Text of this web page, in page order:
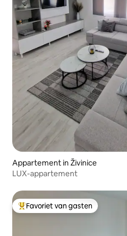
Appartement in Živinice
LUX-appartement
Topfavoriet van gasten
Favoriet van gasten